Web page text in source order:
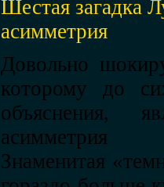
Шестая загадка
асимметрия
Довольно
которому до
объяснения,
асимметрия
Знаменитая